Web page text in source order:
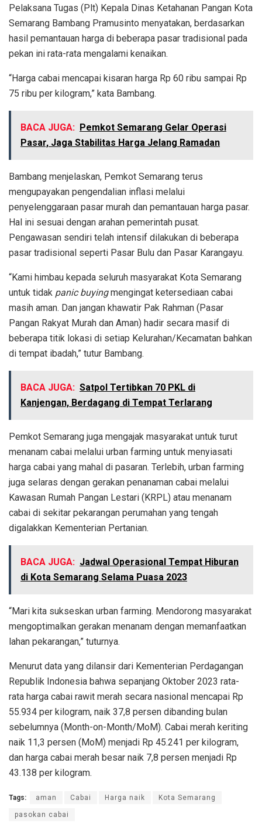
Pelaksana Tugas (Plt) Kepala Dinas Ketahanan Pangan Kota
Semarang Bambang Pramusinto menyatakan, berdasarkan
hasil pemantauan harga di beberapa pasar tradisional pada
pekan ini rata-rata mengalami kenaikan.
“Harga cabai mencapai kisaran harga Rp 60 ribu sampai Rp
75 ribu per kilogram,” kata Bambang.
BACA JUGA: Pemkot Semarang Gelar Operasi
Pasar, Jaga Stabilitas Harga Jelang Ramadan
Bambang menjelaskan, Pemkot Semarang terus
mengupayakan pengendalian inflasi melalui
penyelenggaraan pasar murah dan pemantauan harga pasar.
Hal ini sesuai dengan arahan pemerintah pusat.
Pengawasan sendiri telah intensif dilakukan di beberapa
pasar tradisional seperti Pasar Bulu dan Pasar Karangayu.
“Kami himbau kepada seluruh masyarakat Kota Semarang
untuk tidak panic buyingmengingat ketersediaan cabai
masih aman. Dan jangan khawatir Pak Rahman (Pasar
Pangan Rakyat Murah dan Aman) hadir secara masif di
beberapa titik lokasi di setiap Kelurahan/Kecamatan bahkan
di tempat ibadah,” tutur Bambang.
BACA JUGA: Satpol Tertibkan 70 PKL di
Kanjengan, Berdagang di Tempat Terlarang
Pemkot Semarang juga mengajak masyarakat untuk turut
menanam cabai melalui urban farming untuk menyiasati
harga cabai yang mahal di pasaran. Terlebih, urban farming
juga selaras dengan gerakan penanaman cabai melalui
Kawasan Rumah Pangan Lestari (KRPL) atau menanam
cabai di sekitar pekarangan perumahan yang tengah
digalakkan Kementerian Pertanian.
BACA JUGA: Jadwal Operasional Tempat Hiburan
di Kota Semarang Selama Puasa 2023
“Mari kita sukseskan urban farming. Mendorong masyarakat
mengoptimalkan gerakan menanam dengan memanfaatkan
lahan pekarangan,” tuturnya.
Menurut data yang dilansir dari Kementerian Perdagangan
Republik Indonesia bahwa sepanjang Oktober 2023 rata-
rata harga cabai rawit merah secara nasional mencapai Rp
55.934 per kilogram, naik 37,8 persen dibanding bulan
sebelumnya (Month-on-Month/MoM). Cabai merah keriting
naik 11,3 persen (MoM) menjadi Rp 45.241 per kilogram,
dan harga cabai merah besar naik 7,8 persen menjadi Rp
43.138 per kilogram.
Tags: aman Cabai Harga naik Kota Semarang
pasokan cabai